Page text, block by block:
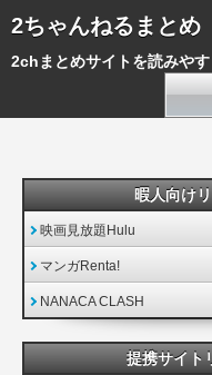
2ちゃんねるまとめ
2chまとめサイトを読みや
暇人向け
映画見放題Hulu
マンガRenta!
NANACA CLASH
提携サイト